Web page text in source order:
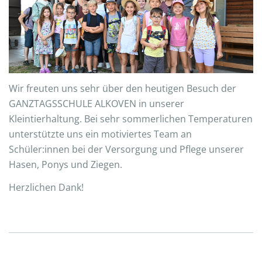
Wir freuten uns sehr über den heutigen Besuch der
GANZTAGSSCHULE ALKOVEN in unserer
Kleintierhaltung. Bei sehr sommerlichen Temperaturen
unterstützte uns ein motiviertes Team an
Schüler:innen bei der Versorgung und Pflege unserer
Hasen, Ponys und Ziegen.
Herzlichen Dank!